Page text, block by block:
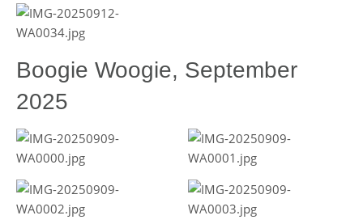
Boogie Woogie, September
2025